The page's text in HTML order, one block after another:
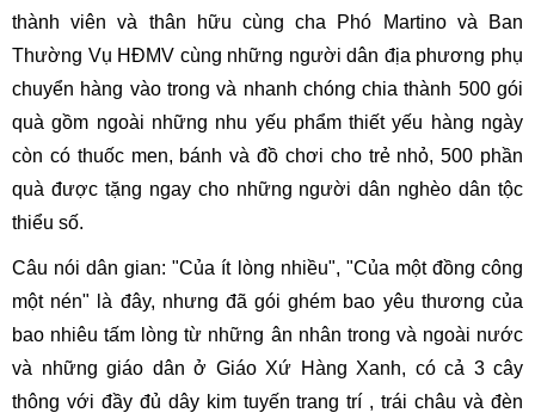
thành viên và thân hữu cùng cha Phó Martino và Ban
Thường Vụ HĐMV cùng những người dân địa phương phụ
chuyển hàng vào trong và nhanh chóng chia thành 500 gói
quà gồm ngoài những nhu yếu phẩm thiết yếu hàng ngày
còn có thuốc men, bánh và đồ chơi cho trẻ nhỏ, 500 phần
quà được tặng ngay cho những người dân nghèo dân tộc
thiểu số.
Câu nói dân gian: "Của ít lòng nhiều", "Của một đồng công
một nén" là đây, nhưng đã gói ghém bao yêu thương của
bao nhiêu tấm lòng từ những ân nhân trong và ngoài nước
và những giáo dân ở Giáo Xứ Hàng Xanh, có cả 3 cây
thông với đầy đủ dây kim tuyến trang trí , trái châu và đèn